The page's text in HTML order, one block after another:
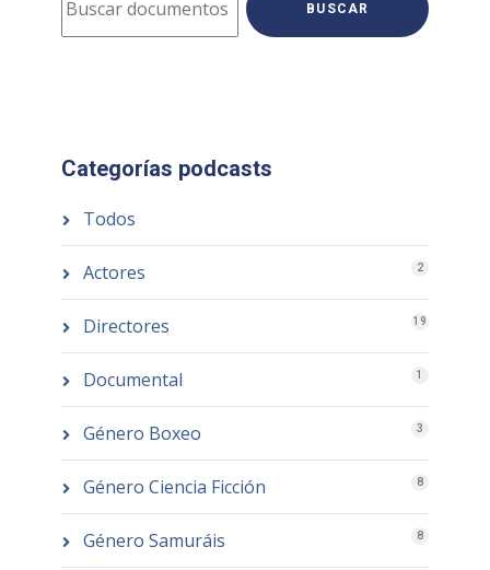
BUSCAR
Categorías podcasts
Todos
Actores 2
Directores 19
Documental 1
Género Boxeo 3
Género Ciencia Ficción 8
Género Samuráis 8